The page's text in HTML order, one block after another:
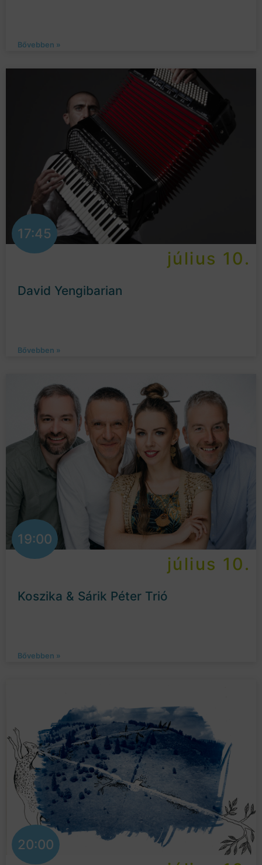
Bővebben »
17:45
július 10.
David Yengibarian
Bővebben »
19:00
július 10.
Koszika & Sárik Péter Trió
Bővebben »
20:00